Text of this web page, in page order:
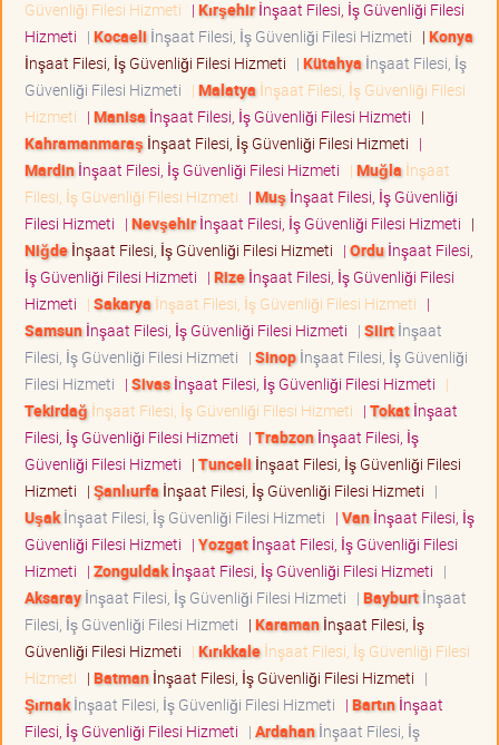
Güvenliği Filesi Hizmeti | Kırşehirİnşaat Filesi, İş Güvenliği Filesi
Hizmeti | Kocaeli İnşaat Filesi, İş Güvenliği Filesi Hizmeti | Konya
İnşaat Filesi, İş Güvenliği Filesi Hizmeti | Kütahya İnşaat Filesi, İş
Güvenliği Filesi Hizmeti | Malatya İnşaat Filesi, İş Güvenliği Filesi
Hizmeti | Manisa İnşaat Filesi, İş Güvenliği Filesi Hizmeti |
Kahramanmaraş İnşaat Filesi, İş Güvenliği Filesi Hizmeti |
Mardinİnşaat Filesi, İş Güvenliği Filesi Hizmeti | Muğla İnşaat
Filesi, İş Güvenliği Filesi Hizmeti | Muş İnşaat Filesi, İş Güvenliği
Filesi Hizmeti | Nevşehirİnşaat Filesi, İş Güvenliği Filesi Hizmeti |
Niğdeİnşaat Filesi, İş Güvenliği Filesi Hizmeti | Orduİnşaat Filesi,
İş Güvenliği Filesi Hizmeti | Rizeİnşaat Filesi, İş Güvenliği Filesi
Hizmeti | Sakarya İnşaat Filesi, İş Güvenliği Filesi Hizmeti |
Samsunİnşaat Filesi, İş Güvenliği Filesi Hizmeti | Siirtİnşaat
Filesi, İş Güvenliği Filesi Hizmeti | Sinopİnşaat Filesi, İş Güvenliği
Filesi Hizmeti | Sivasİnşaat Filesi, İş Güvenliği Filesi Hizmeti |
Tekirdağ İnşaat Filesi, İş Güvenliği Filesi Hizmeti | Tokatİnşaat
Filesi, İş Güvenliği Filesi Hizmeti | Trabzonİnşaat Filesi, İş
Güvenliği Filesi Hizmeti | Tunceli İnşaat Filesi, İş Güvenliği Filesi
Hizmeti | Şanlıurfa İnşaat Filesi, İş Güvenliği Filesi Hizmeti |
Uşakİnşaat Filesi, İş Güvenliği Filesi Hizmeti | Vanİnşaat Filesi, İş
Güvenliği Filesi Hizmeti | Yozgatİnşaat Filesi, İş Güvenliği Filesi
Hizmeti | Zonguldakİnşaat Filesi, İş Güvenliği Filesi Hizmeti |
Aksarayİnşaat Filesi, İş Güvenliği Filesi Hizmeti | Bayburtİnşaat
Filesi, İş Güvenliği Filesi Hizmeti | Karamanİnşaat Filesi, İş
Güvenliği Filesi Hizmeti | Kırıkkaleİnşaat Filesi, İş Güvenliği Filesi
Hizmeti | Batmanİnşaat Filesi, İş Güvenliği Filesi Hizmeti |
Şırnakİnşaat Filesi, İş Güvenliği Filesi Hizmeti | Bartınİnşaat
Filesi, İş Güvenliği Filesi Hizmeti | Ardahanİnşaat Filesi, İş